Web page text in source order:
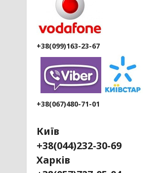
+38(099)163-23-67
+38(067)480-71-01
Київ
+38(044)232-30-69
Харків